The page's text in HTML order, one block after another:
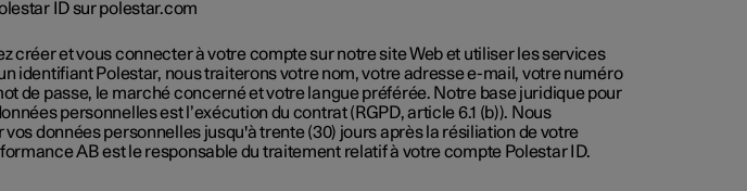
ID sur polestar.com
créer et vous connecter à votre compte sur notre site Web et utiliser les services
identifiant Polestar, nous traiterons votre nom, votre adresse e-mail, votre numéro
de passe, le marché concerné et votre langue préférée. Notre base juridique pour
personnelles est l’exécution du contrat (RGPD, article 6.1 (b)). Nous
données personnelles jusqu'à trente (30) jours après la résiliation de votre
AB est le responsable du traitement relatif à votre compte Polestar ID.